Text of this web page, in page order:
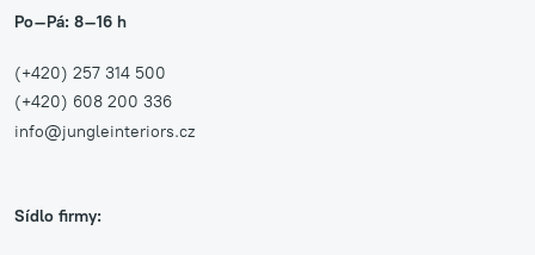
Po–Pá: 8–16 h
(+420) 257 314 500
(+420) 608 200 336
info@jungleinteriors.cz
Sídlo firmy: